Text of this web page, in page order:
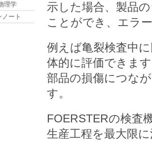
理学
ート
示した場合、製品
ことができ、エラ
例えば亀裂検査中
体的に評価できま
部品の損傷につな
す。
FOERSTERの検査
生産工程を最大限